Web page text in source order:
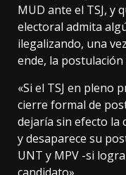
MUD ante el TSJ, y
electoral admita
ilegalizando, una
ende, la
«Si el TSJ en pleno
cierre formal de
dejaría sin efecto la
y desaparece su
UNT y MPV -si